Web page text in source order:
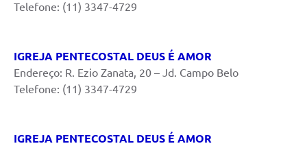
Telefone: (11) 3347-4729
IGREJA PENTECOSTAL DEUS É AMOR
Endereço: R. Ezio Zanata, 20 – Jd. Campo Belo
Telefone: (11) 3347-4729
IGREJA PENTECOSTAL DEUS É AMOR